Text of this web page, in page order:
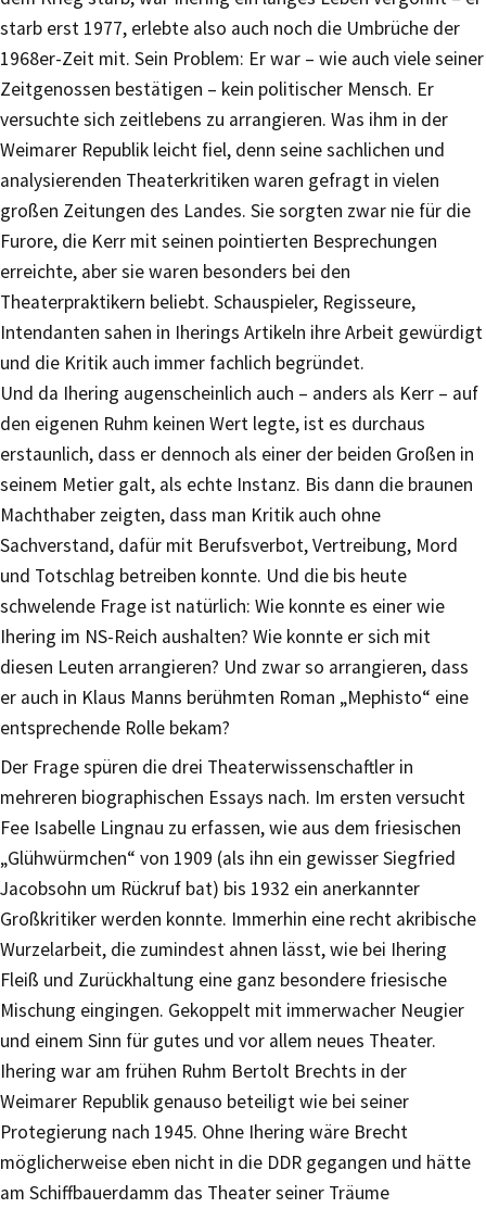
starb erst 1977, erlebte also auch noch die Umbrüche der
1968er-Zeit mit. Sein Problem: Er war – wie auch viele seiner
Zeitgenossen bestätigen – kein politischer Mensch. Er
versuchte sich zeitlebens zu arrangieren. Was ihm in der
Weimarer Republik leicht fiel, denn seine sachlichen und
analysierenden Theaterkritiken waren gefragt in vielen
großen Zeitungen des Landes. Sie sorgten zwar nie für die
Furore, die Kerr mit seinen pointierten Besprechungen
erreichte, aber sie waren besonders bei den
Theaterpraktikern beliebt. Schauspieler, Regisseure,
Intendanten sahen in Iherings Artikeln ihre Arbeit gewürdigt
und die Kritik auch immer fachlich begründet.
Und da Ihering augenscheinlich auch – anders als Kerr – auf
den eigenen Ruhm keinen Wert legte, ist es durchaus
erstaunlich, dass er dennoch als einer der beiden Großen in
seinem Metier galt, als echte Instanz. Bis dann die braunen
Machthaber zeigten, dass man Kritik auch ohne
Sachverstand, dafür mit Berufsverbot, Vertreibung, Mord
und Totschlag betreiben konnte. Und die bis heute
schwelende Frage ist natürlich: Wie konnte es einer wie
Ihering im NS-Reich aushalten? Wie konnte er sich mit
diesen Leuten arrangieren? Und zwar so arrangieren, dass
er auch in Klaus Manns berühmten Roman „Mephisto“ eine
entsprechende Rolle bekam?
Der Frage spüren die drei Theaterwissenschaftler in
mehreren biographischen Essays nach. Im ersten versucht
Fee Isabelle Lingnau zu erfassen, wie aus dem friesischen
„Glühwürmchen“ von 1909 (als ihn ein gewisser Siegfried
Jacobsohn um Rückruf bat) bis 1932 ein anerkannter
Großkritiker werden konnte. Immerhin eine recht akribische
Wurzelarbeit, die zumindest ahnen lässt, wie bei Ihering
Fleiß und Zurückhaltung eine ganz besondere friesische
Mischung eingingen. Gekoppelt mit immerwacher Neugier
und einem Sinn für gutes und vor allem neues Theater.
Ihering war am frühen Ruhm Bertolt Brechts in der
Weimarer Republik genauso beteiligt wie bei seiner
Protegierung nach 1945. Ohne Ihering wäre Brecht
möglicherweise eben nicht in die DDR gegangen und hätte
am Schiffbauerdamm das Theater seiner Träume